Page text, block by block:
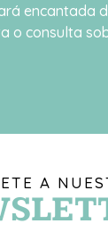
encantada
o consulta
A